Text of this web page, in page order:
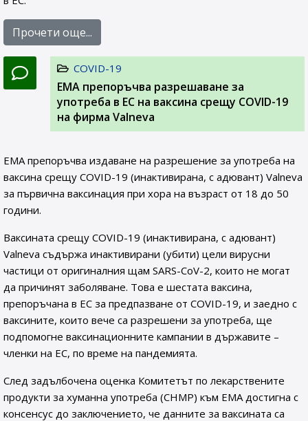
Прочети още...
COVID-19
EMA препоръчва разрешаване за
употреба в ЕС на ваксина срещу COVID-19
на фирма Valneva
EMA препоръчва издаване на разрешение за употреба на
ваксина срещу COVID-19 (инактивирана, с адювант) Valneva
за първична ваксинация при хора на възраст от 18 до 50
години.
Ваксината срещу COVID-19 (инактивирана, с адювант)
Valneva съдържа инактивирани (убити) цели вирусни
частици от оригиналния щам SARS-CoV-2, които не могат
да причинят заболяване. Това е шестата ваксина,
препоръчана в ЕС за предпазване от COVID-19, и заедно с
ваксините, които вече са разрешени за употреба, ще
подпомогне ваксинационните кампании в държавите –
членки на ЕС, по време на пандемията.
След задълбочена оценка Комитетът по лекарствените
продукти за хуманна употреба (CHMP) към ЕМА достигна с
консенсус до заключението, че данните за ваксината са